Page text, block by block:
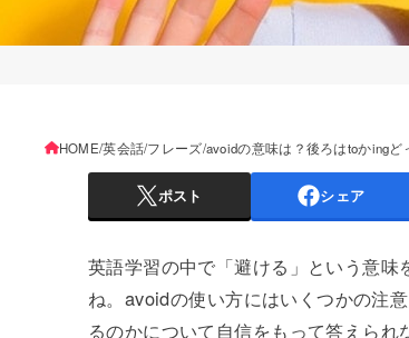
HOME 英会話 フレーズ avoidの意味は？後ろはtoかing
ポスト シェア
英語学習の中で「避ける」という意
ね。avoidの使い方にはいくつかの注
るのかについて自信をもって答えら